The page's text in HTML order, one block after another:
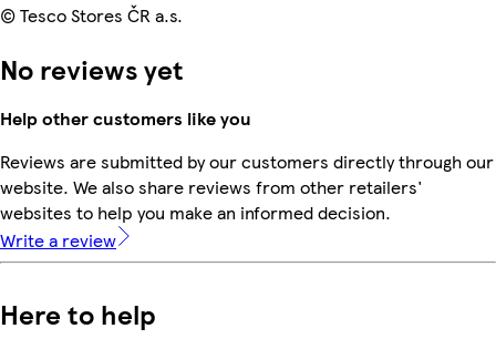
© Tesco Stores ČR a.s.
No reviews yet
Help other customers like you
Reviews are submitted by our customers directly through our
website. We also share reviews from other retailers'
websites to help you make an informed decision.
Write a review
Here to help